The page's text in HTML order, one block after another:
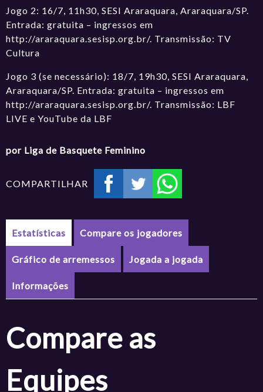
Jogo 2: 16/7, 11h30, SESI Araraquara, Araraquara/SP.
Entrada: gratuita – ingressos em
http://araraquara.sesisp.org.br/. Transmissão: TV
Cultura
Jogo 3 (se necessário): 18/7, 19h30, SESI Araraquara,
Araraquara/SP. Entrada: gratuita – ingressos em
http://araraquara.sesisp.org.br/. Transmissão: LBF
LIVE e YouTube da LBF
por Liga de Basquete Feminino
COMPARTILHAR
Estatísticas Compare os jogadores
Gráfico de arremessos Jogada a jogada
Informações
Compare as
Equipes